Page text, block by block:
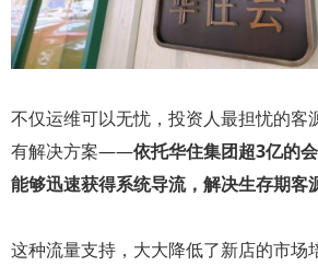
不仅运维可以无忧，投资人最担忧的客
有解决方案——依托华住集团超3亿的
能够迅速获得系统导流，解决生存期客
这种流量支持，大大降低了新店的市场